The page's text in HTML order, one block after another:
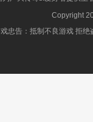
Copyright
忠告：抵制不良游戏 拒